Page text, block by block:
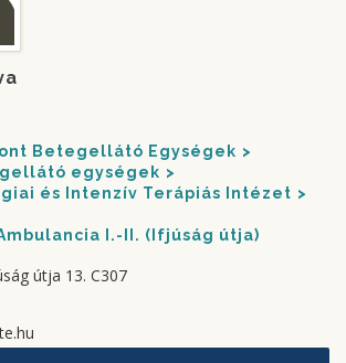
Betegellátó Egységek
egységek
és Intenzív Terápiás Intézet
I.-II. (Ifjúság útja)
útja 13. C307